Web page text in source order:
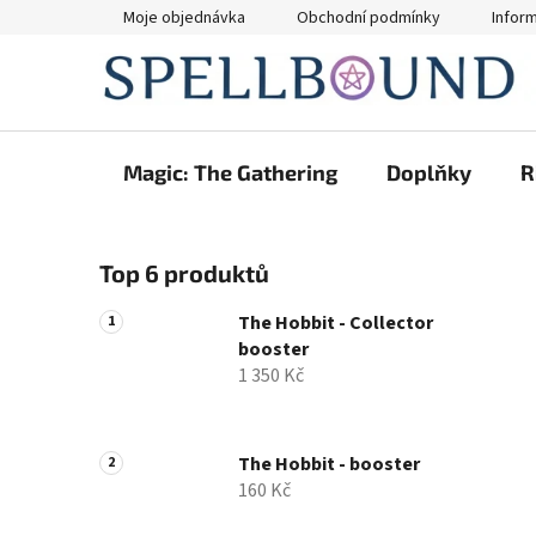
Moje objednávka Obchodní podmínky
Magic: The Gathering Doplňky
o
s
t
n
Top 6 produktů
The Hobbit - Collector
booster
1 350 Kč
The Hobbit - booster
160 Kč